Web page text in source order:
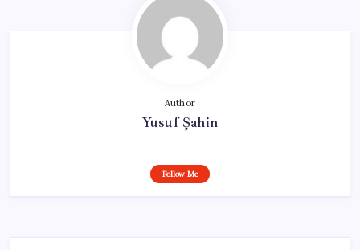
Author
Yusuf Şahin
Follow Me